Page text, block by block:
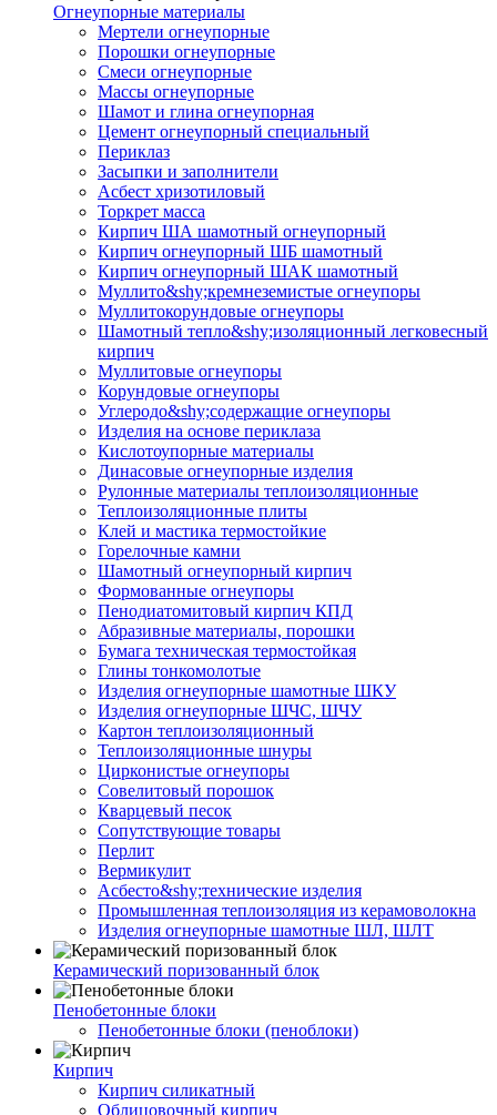
Огнеупорные материалы
Мертели огнеупорные
Порошки огнеупорные
Смеси огнеупорные
Массы огнеупорные
Шамот и глина огнеупорная
Цемент огнеупорный специальный
Периклаз
Засыпки и заполнители
Асбест хризотиловый
Торкрет масса
Кирпич ША шамотный огнеупорный
Кирпич огнеупорный ШБ шамотный
Кирпич огнеупорный ШАК шамотный
Муллито&shy;­кремнеземистые огнеупоры
Муллито­корундовые огнеупоры
Шамотный тепло&shy;изоляционный легковесный
кирпич
Муллитовые огнеупоры
Корундовые огнеупоры
Углеродо&shy;содержащие огнеупоры
Изделия на основе периклаза
Кислотоупорные материалы
Динасовые огнеупорные изделия
Рулонные материалы теплоизоляционные
Тепло­изоляционные плиты
Клей и мастика термостойкие
Горелочные камни
Шамотный огнеупорный кирпич
Формованные огнеупоры
Пенодиатомитовый кирпич КПД
Абразивные материалы, порошки
Бумага техническая термостойкая
Глины тонкомолотые
Изделия огнеупорные шамотные ШКУ
Изделия огнеупорные ШЧС, ШЧУ
Картон теплоизоляционный
Теплоизоляционные шнуры
Цирконистые огнеупоры
Совелитовый порошок
Кварцевый песок
Сопутствующие товары
Перлит
Вермикулит
Асбесто&shy;технические изделия
Промышленная теплоизоляция из керамоволокна
Изделия огнеупорные шамотные ШЛ, ШЛТ
Керамический поризованный блок
Пенобетонные блоки
Пенобетонные блоки (пеноблоки)
Кирпич
Кирпич силикатный
Облицовочный кирпич